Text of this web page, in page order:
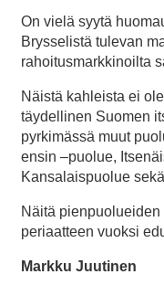
On vielä syytä
Brysselistä tulevan
rahoitusmarkkinoilta
Näistä kahleista ei
täydellinen Suomen
pyrkimässä muut
ensin –puolue,
Kansalaispuolue
Näitä
periaatteen vuoksi
Markku Juutinen